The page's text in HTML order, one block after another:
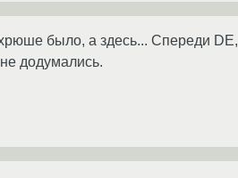
было, а здесь... Спереди DE,
додумались.